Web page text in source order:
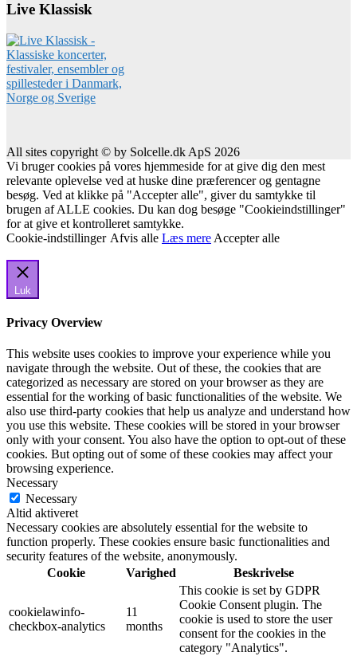
Live Klassisk
All sites copyright © by Solcelle.dk ApS 2026
Vi bruger cookies på vores hjemmeside for at give dig den mest
relevante oplevelse ved at huske dine præferencer og gentagne
besøg. Ved at klikke på "Accepter alle", giver du samtykke til
brugen af ALLE cookies. Du kan dog besøge "Cookieindstillinger"
for at give et kontrolleret samtykke.
Cookie-indstillinger Afvis alle Læs mere Accepter alle
Luk
Privacy Overview
This website uses cookies to improve your experience while you
navigate through the website. Out of these, the cookies that are
categorized as necessary are stored on your browser as they are
essential for the working of basic functionalities of the website. We
also use third-party cookies that help us analyze and understand how
you use this website. These cookies will be stored in your browser
only with your consent. You also have the option to opt-out of these
cookies. But opting out of some of these cookies may affect your
browsing experience.
Necessary
Necessary
Altid aktiveret
Necessary cookies are absolutely essential for the website to
function properly. These cookies ensure basic functionalities and
security features of the website, anonymously.
Cookie
Varighed Beskrivelse
cookielawinfo-
checkbox-analytics
11
months
This cookie is set by GDPR
Cookie Consent plugin. The
cookie is used to store the user
consent for the cookies in the
category "Analytics".